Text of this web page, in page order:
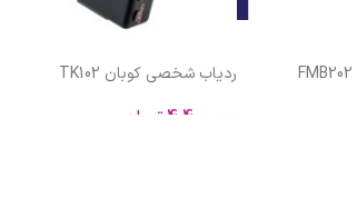
ردیاب خودرو تلتونیکا FMB641
12,364,000
تومان